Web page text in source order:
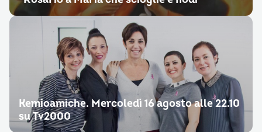
Kemioamiche. Mercoledì 16 agosto alle 22.10
su Tv2000